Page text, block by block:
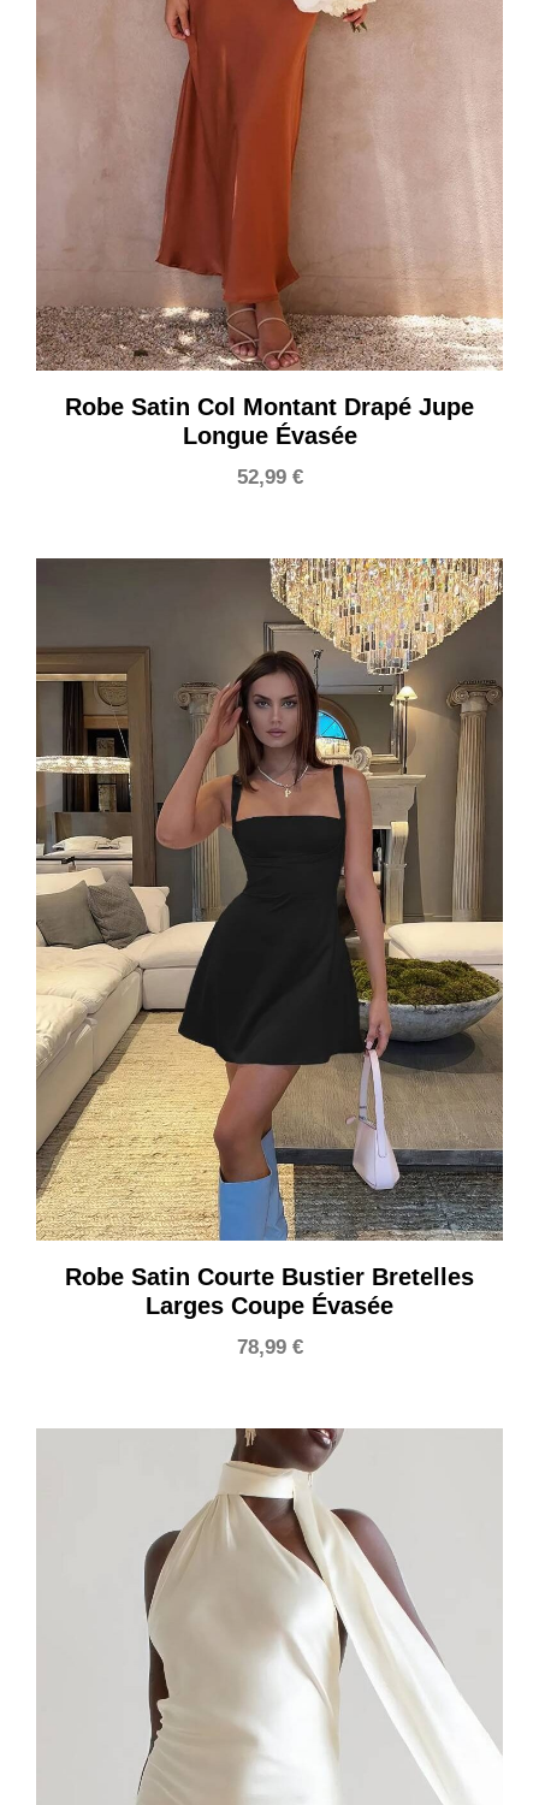
Robe Satin Col Montant Drapé Jupe
Longue Évasée
52,99 €
Robe Satin Courte Bustier Bretelles
Larges Coupe Évasée
78,99 €